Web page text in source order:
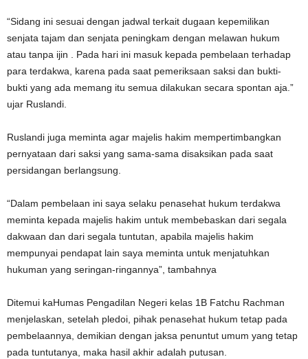
“Sidang ini sesuai dengan jadwal terkait dugaan kepemilikan
senjata tajam dan senjata peningkam dengan melawan hukum
atau tanpa ijin . Pada hari ini masuk kepada pembelaan terhadap
para terdakwa, karena pada saat pemeriksaan saksi dan bukti-
bukti yang ada memang itu semua dilakukan secara spontan aja.”
ujar Ruslandi.
Ruslandi juga meminta agar majelis hakim mempertimbangkan
pernyataan dari saksi yang sama-sama disaksikan pada saat
persidangan berlangsung.
“Dalam pembelaan ini saya selaku penasehat hukum terdakwa
meminta kepada majelis hakim untuk membebaskan dari segala
dakwaan dan dari segala tuntutan, apabila majelis hakim
mempunyai pendapat lain saya meminta untuk menjatuhkan
hukuman yang seringan-ringannya”, tambahnya
Ditemui kaHumas Pengadilan Negeri kelas 1B Fatchu Rachman
menjelaskan, setelah pledoi, pihak penasehat hukum tetap pada
pembelaannya, demikian dengan jaksa penuntut umum yang tetap
pada tuntutanya, maka hasil akhir adalah putusan.